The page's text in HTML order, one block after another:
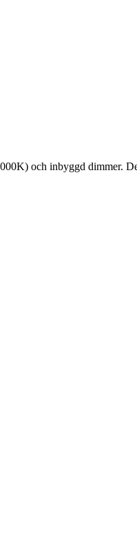
och inbyggd dimmer.